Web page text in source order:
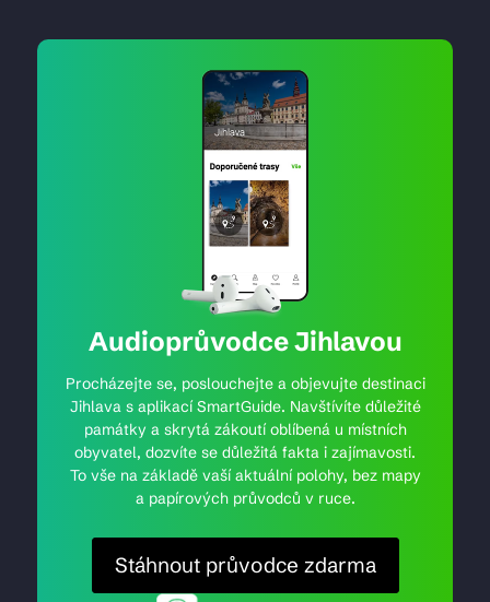
Audioprůvodce Jihlavou
Procházejte se, poslouchejte a objevujte destinaci
Jihlava s aplikací SmartGuide. Navštívíte důležité
památky a skrytá zákoutí oblíbená u místních
obyvatel, dozvíte se důležitá fakta i zajímavosti.
To vše na základě vaší aktuální polohy, bez mapy
a papírových průvodců v ruce.
Stáhnout průvodce zdarma